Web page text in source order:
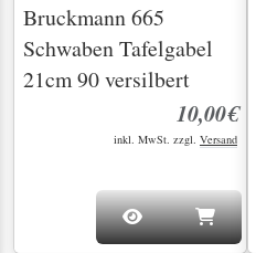
Bruckmann 665
Schwaben Tafelgabel
21cm 90 versilbert
10,00€
inkl. MwSt. zzgl. Versand